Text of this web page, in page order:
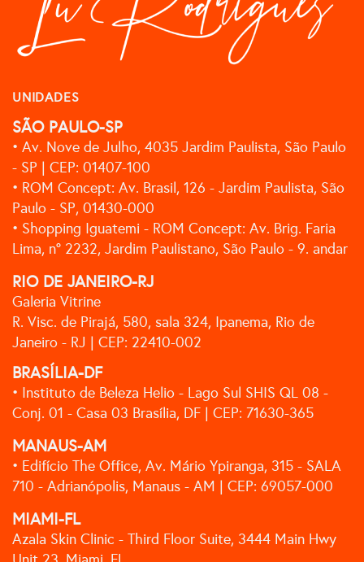
UNIDADES
SÃO PAULO-SP
• Av. Nove de Julho, 4035 Jardim Paulista, São Paulo
- SP | CEP: 01407-100
• ROM Concept: Av. Brasil, 126 - Jardim Paulista, São
Paulo - SP, 01430-000
• Shopping Iguatemi - ROM Concept: Av. Brig. Faria
Lima, n° 2232, Jardim Paulistano, São Paulo - 9. andar
RIO DE JANEIRO-RJ
Galeria Vitrine
R. Visc. de Pirajá, 580, sala 324, Ipanema, Rio de
Janeiro - RJ | CEP: 22410-002
BRASÍLIA-DF
• Instituto de Beleza Helio - Lago Sul SHIS QL 08 -
Conj. 01 - Casa 03 Brasília, DF | CEP: 71630-365
MANAUS-AM
• Edifício The Office, Av. Mário Ypiranga, 315 - SALA
710 - Adrianópolis, Manaus - AM | CEP: 69057-000
MIAMI-FL
Azala Skin Clinic - Third Floor Suite, 3444 Main Hwy